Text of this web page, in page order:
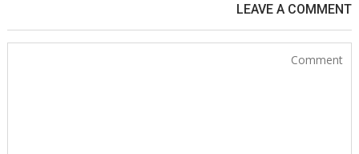
LEAVE A COMMENT